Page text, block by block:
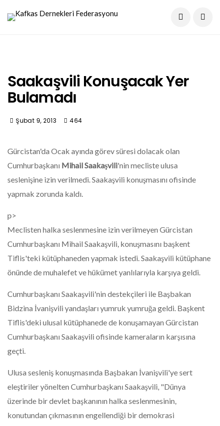
Saakaşvili Konuşacak Yer
Bulamadı
Şubat 9, 2013 464
Gürcistan'da Ocak ayında görev süresi dolacak olan
Cumhurbaşkanı Mihail Saakaşvili'nin mecliste ulusa
seslenişine izin verilmedi. Saakaşvili konuşmasını ofisinde
yapmak zorunda kaldı.
p>
Meclisten halka seslenmesine izin verilmeyen Gürcistan
Cumhurbaşkanı Mihail Saakaşvili, konuşmasını başkent
Tiflis'teki kütüphaneden yapmak istedi. Saakaşvili kütüphane
önünde de muhalefet ve hükümet yanlılarıyla karşıya geldi.
Cumhurbaşkanı Saakaşvili'nin destekçileri ile Başbakan
Bidzina İvanişvili yandaşları yumruk yumruğa geldi. Başkent
Tiflis'deki ulusal kütüphanede de konuşamayan Gürcistan
Cumhurbaşkanı Saakaşvili ofisinde kameraların karşısına
geçti.
Ulusa sesleniş konuşmasında Başbakan İvanişvili'ye sert
eleştiriler yönelten Cumhurbaşkanı Saakaşvili, "Dünya
üzerinde bir devlet başkanının halka seslenmesinin,
konutundan çıkmasının engellendiği bir demokrasi